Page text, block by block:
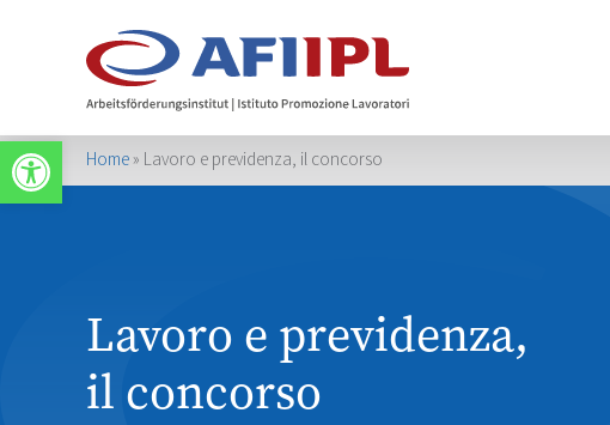
Apri la barra degli strumenti
Home» Lavoro e previdenza, il concorso
Lavoro e previdenza,
il concorso